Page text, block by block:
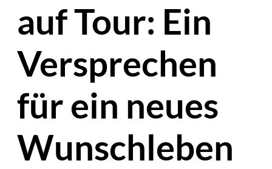
auf Tour: Ein
Versprechen
für ein neues
Wunschleben